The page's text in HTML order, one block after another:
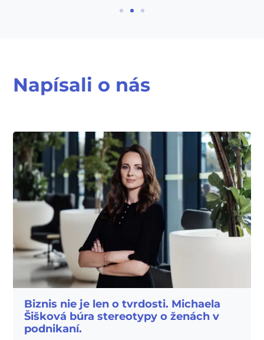
Napísali o nás
Biznis nie je len o tvrdosti. Michaela
Šišková búra stereotypy o ženách v
podnikaní.